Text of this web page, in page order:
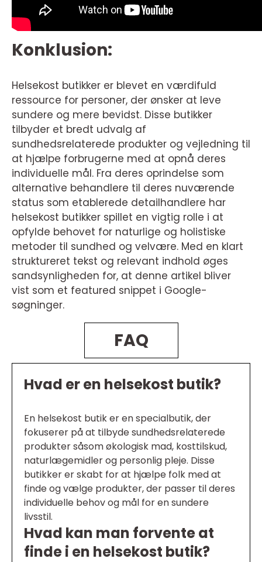
Konklusion:
Helsekost butikker er blevet en værdifuld
ressource for personer, der ønsker at leve
sundere og mere bevidst. Disse butikker
tilbyder et bredt udvalg af
sundhedsrelaterede produkter og vejledning til
at hjælpe forbrugerne med at opnå deres
individuelle mål. Fra deres oprindelse som
alternative behandlere til deres nuværende
status som etablerede detailhandlere har
helsekost butikker spillet en vigtig rolle i at
opfylde behovet for naturlige og holistiske
metoder til sundhed og velvære. Med en klart
struktureret tekst og relevant indhold øges
sandsynligheden for, at denne artikel bliver
vist som et featured snippet i Google-
søgninger.
FAQ
Hvad er en helsekost butik?
En helsekost butik er en specialbutik, der
fokuserer på at tilbyde sundhedsrelaterede
produkter såsom økologisk mad, kosttilskud,
naturlægemidler og personlig pleje. Disse
butikker er skabt for at hjælpe folk med at
finde og vælge produkter, der passer til deres
individuelle behov og mål for en sundere
livsstil.
Hvad kan man forvente at
finde i en helsekost butik?